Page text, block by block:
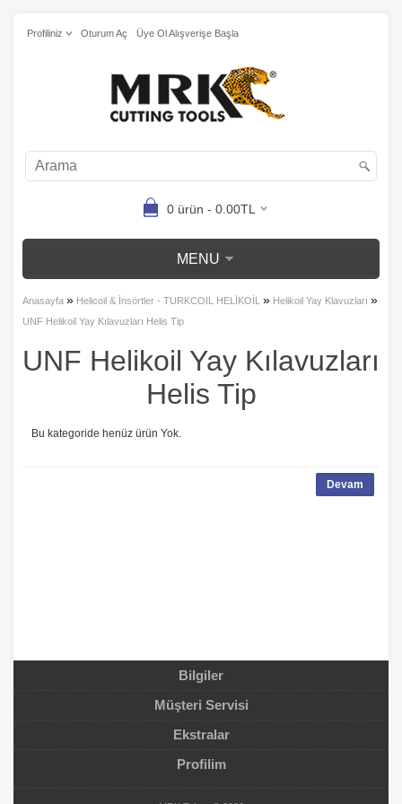
Profiliniz Oturum Aç Üye Ol Alışverişe Başla
0 ürün - 0.00TL
MENU
Anasayfa » Helicoil & İnsörtler - TURKCOIL HELİKOİL » Helikoil Yay Klavuzları »
UNF Helikoil Yay Kılavuzları Helis Tip
UNF Helikoil Yay Kılavuzları
Helis Tip
Bu kategoride henüz ürün Yok.
Devam
Bilgiler
Müşteri Servisi
Ekstralar
Profilim